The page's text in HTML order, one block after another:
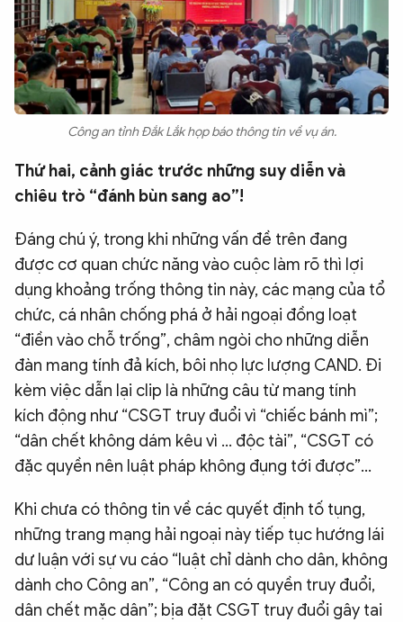
Công an tỉnh Đắk Lắk họp báo thông tin về vụ án.
Thứ hai, cảnh giác trước những suy diễn và
chiêu trò “đánh bùn sang ao”!
Đáng chú ý, trong khi những vấn đề trên đang
được cơ quan chức năng vào cuộc làm rõ thì lợi
dụng khoảng trống thông tin này, các mạng của tổ
chức, cá nhân chống phá ở hải ngoại đồng loạt
“điền vào chỗ trống”, châm ngòi cho những diễn
đàn mang tính đả kích, bôi nhọ lực lượng CAND. Đi
kèm việc dẫn lại clip là những câu từ mang tính
kích động như “CSGT truy đuổi vì “chiếc bánh mì”;
“dân chết không dám kêu vì … độc tài”, “CSGT có
đặc quyền nên luật pháp không đụng tới được”…
Khi chưa có thông tin về các quyết định tố tụng,
những trang mạng hải ngoại này tiếp tục hướng lái
dư luận với sự vu cáo “luật chỉ dành cho dân, không
dành cho Công an”, “Công an có quyền truy đuổi,
dân chết mặc dân”; bịa đặt CSGT truy đuổi gây tai